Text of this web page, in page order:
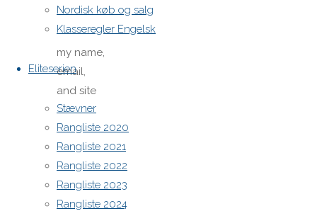
Nordisk køb og salg
Klasseregler Engelsk
Eliteserien
Stævner
Rangliste 2020
Rangliste 2021
Rangliste 2022
Rangliste 2023
Rangliste 2024
Save
my name,
email,
and site
URL in my
browser
for next
time I
post a
comment.